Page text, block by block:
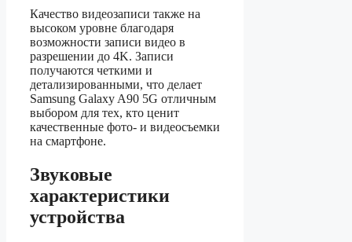
Качество видеозаписи также на
высоком уровне благодаря
возможности записи видео в
разрешении до 4K. Записи
получаются четкими и
детализированными, что делает
Samsung Galaxy A90 5G отличным
выбором для тех, кто ценит
качественные фото- и видеосъемки
на смартфоне.
Звуковые
характеристики
устройства